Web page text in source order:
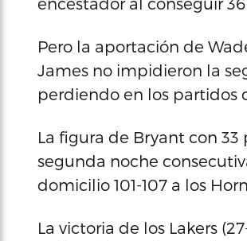
Pero la aportación de
James no impidieron la
perdiendo en los partidos
La figura de Bryant con
segunda noche
domicilio 101-107 a los
La victoria de los Lakers